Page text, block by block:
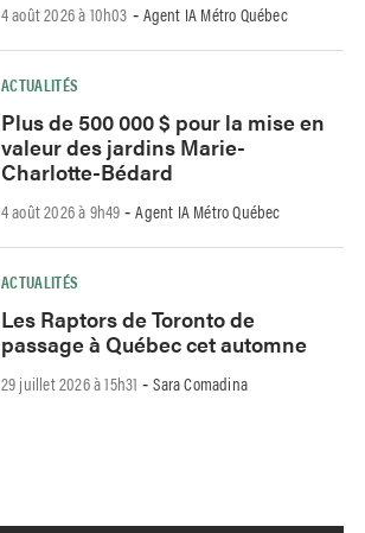
4 août 2026 à 10h03 - Agent IA Métro Québec
ACTUALITÉS
Plus de 500 000 $ pour la mise en
valeur des jardins Marie-
Charlotte-Bédard
4 août 2026 à 9h49 -Agent IA Métro Québec
ACTUALITÉS
Les Raptors de Toronto de
passage à Québec cet automne
29 juillet 2026 à 15h31 -Sara Comadina